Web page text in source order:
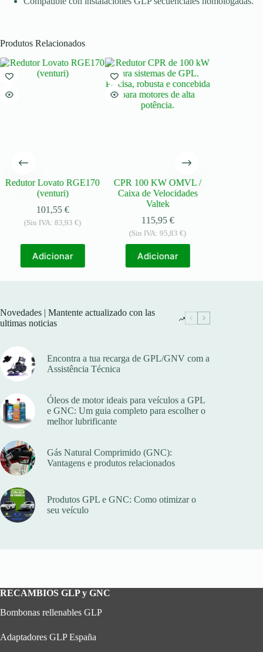
Produtos Relacionados
Redutor Lovato RGE170
(venturi)
101,55 €
(Sin IVA:83,93€)
Adicionar
CPR 100 KW OMVL /
Caixa de Velocidades
Valtek
115,95 €
(Sin IVA:95,83€)
Adicionar
Novedades | Mantente actualizado con las
ultimas noticias
Encontra a tua recarga de GPL/GNV com a
Assistência Técnica
Óleos de motor ideais para veículos a GPL
e GNC: Um guia completo para escolher o
melhor lubrificante
Gás Natural Comprimido (GNC):
Vantagens e produtos relacionados
Produtos GPL e GNC: Como otimizar o
seu veículo
RECAMBIOS GLP y GNC
Bombonas rellenables GLP
Adaptadores GLP España